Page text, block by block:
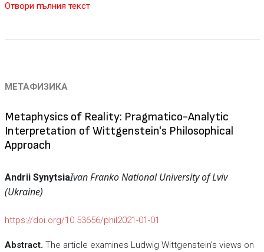
Отвори пълния текст
МЕТАФИЗИКА
Metaphysics of Reality: Pragmatico-Analytic
Interpretation of Wittgenstein's Philosophical
Approach
Andrii SynytsiaIvan Franko National University of Lviv
(Ukraine)
https://doi.org/10.53656/phil2021-01-01
Abstract. The article examines Ludwig Wittgenstein’s views on